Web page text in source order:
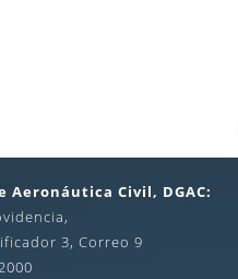
Aeronáutica Civil, DGAC:
3, Correo 9